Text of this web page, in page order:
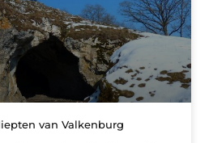
van Valkenburg